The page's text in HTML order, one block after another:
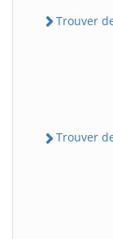
Trouver
Trouver